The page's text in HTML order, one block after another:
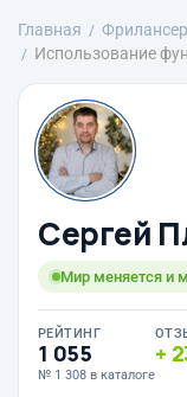
Главная
Использование
Сергей
Мир меняется и
РЕЙТИНГ
1 055
№ 1 308 в каталоге